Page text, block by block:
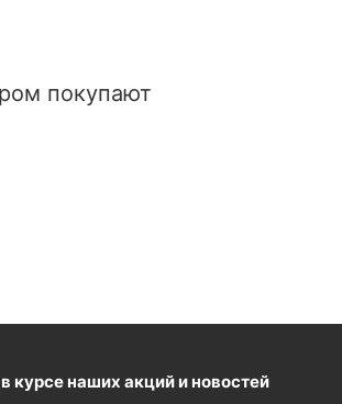
покупают
курсе наших акций и новостей